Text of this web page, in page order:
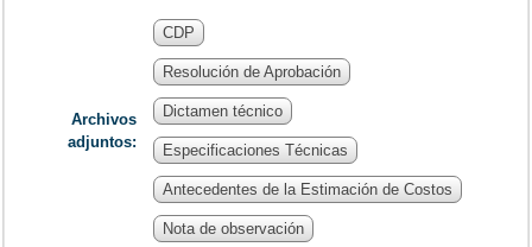
Archivos
adjuntos:
CDP
Resolución de Aprobación
Dictamen técnico
Especificaciones Técnicas
Antecedentes de la Estimación de Costos
Nota de observación